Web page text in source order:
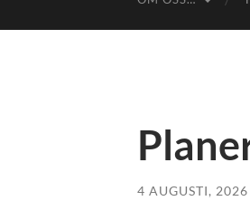
4 AUGUSTI, 2026